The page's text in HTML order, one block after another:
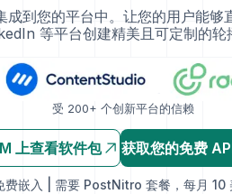
到您的平台中。让您的用户能够
等平台创建精美且可定制的轮
受 200+ 个创新平台的信赖
上查看软件包 获取您的免费
费嵌入 | 需要 PostNitro 套餐，每月 10